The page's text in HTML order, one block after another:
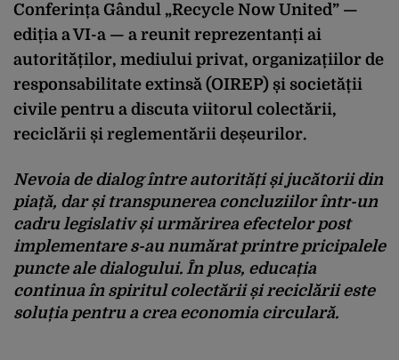
Conferința Gândul „Recycle Now United” —
ediția a VI-a — a reunit reprezentanți ai
autorităților, mediului privat, organizațiilor de
responsabilitate extinsă (OIREP) și societății
civile pentru a discuta viitorul colectării,
reciclării și reglementării deșeurilor.
Nevoia de dialog între autorități și jucătorii din
piață, dar și transpunerea concluziilor într-un
cadru legislativ și urmărirea efectelor post
implementare s-au numărat printre pricipalele
puncte ale dialogului. În plus, educația
continua în spiritul colectării și reciclării este
soluția pentru a crea economia circulară.